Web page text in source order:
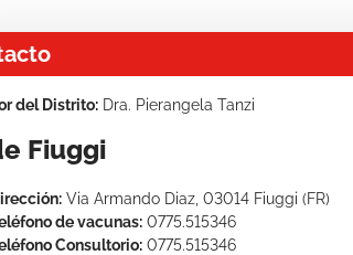
del Distrito: Dra. Pierangela Tanzi
Fiuggi
Via Armando Diaz, 03014 Fiuggi (FR)
de vacunas: 0775.515346
Consultorio: 0775.515346